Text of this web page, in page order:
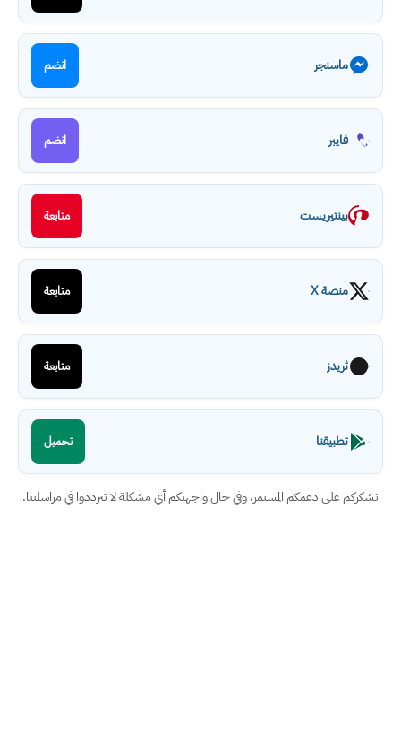
ماسنجر انضم
فايبر انضم
بينتيريست متابعة
منصة X متابعة
ثريدز متابعة
تطبيقنا تحميل
نشكركم على دعمكم المستمر، وفي حال واجهتكم أي مشكلة لا تترددوا في مراسلتنا.